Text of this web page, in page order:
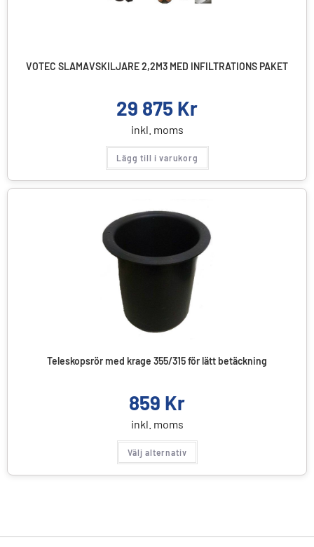
VOTEC SLAMAVSKILJARE 2,2M3 MED INFILTRATIONS PAKET
29 875 Kr
inkl. moms
Lägg till i varukorg
Teleskopsrör med krage 355/315 för lätt betäckning
859 Kr
inkl. moms
Välj alternativ